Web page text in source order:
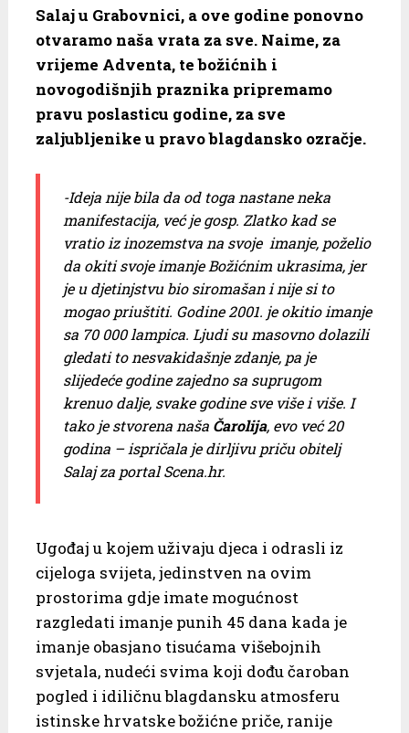
Salaj u Grabovnici, a ove godine ponovno
otvaramo naša vrata za sve. Naime, za
vrijeme Adventa, te božićnih i
novogodišnjih praznika pripremamo
pravu poslasticu godine, za sve
zaljubljenike u pravo blagdansko ozračje.
-Ideja nije bila da od toga nastane neka
manifestacija, već je gosp. Zlatko kad se
vratio iz inozemstva na svoje imanje, poželio
da okiti svoje imanje Božićnim ukrasima, jer
je u djetinjstvu bio siromašan i nije si to
mogao priuštiti. Godine 2001. je okitio imanje
sa 70 000 lampica. Ljudi su masovno dolazili
gledati to nesvakidašnje zdanje, pa je
slijedeće godine zajedno sa suprugom
krenuo dalje, svake godine sve više i više. I
tako je stvorena naša Čarolija, evo već 20
godina – ispričala je dirljivu priču obitelj
Salaj za portal Scena.hr.
Ugođaj u kojem uživaju djeca i odrasli iz
cijeloga svijeta, jedinstven na ovim
prostorima gdje imate mogućnost
razgledati imanje punih 45 dana kada je
imanje obasjano tisućama višebojnih
svjetala, nudeći svima koji dođu čaroban
pogled i idiličnu blagdansku atmosferu
istinske hrvatske božićne priče, ranije